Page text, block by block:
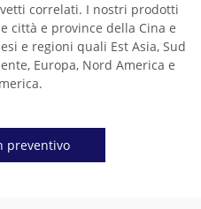
correlati. I nostri prodotti
città e province della Cina e
e regioni quali Est Asia, Sud
Europa, Nord America e
preventivo